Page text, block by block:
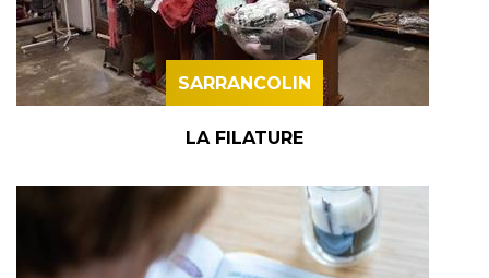
SARRANCOLIN
LA FILATURE